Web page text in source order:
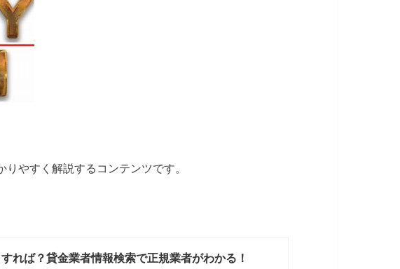
やすく解説するコンテンツです。
れば？貸金業者情報検索で正規業者がわかる！